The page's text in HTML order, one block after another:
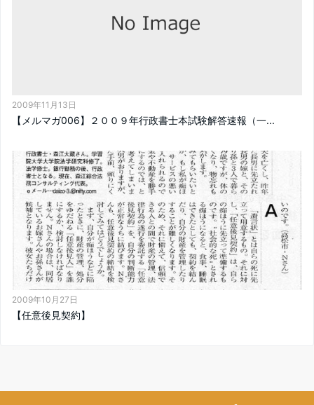
2009年11月13日
【メルマガ006】２００９年行政書士本試験解答速報（一...
2009年10月27日
【任意後見契約】